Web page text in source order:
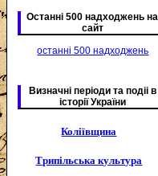
Останні 500 надходжень на
сайт
останні 500 надходжень
Визначні періоди та подіі в
історії України
Коліївщина
Трипільська культура